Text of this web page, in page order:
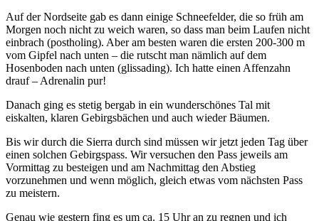
Auf der Nordseite gab es dann einige Schneefelder, die so früh am
Morgen noch nicht zu weich waren, so dass man beim Laufen nicht
einbrach (postholing). Aber am besten waren die ersten 200-300 m
vom Gipfel nach unten – die rutscht man nämlich auf dem
Hosenboden nach unten (glissading). Ich hatte einen Affenzahn
drauf – Adrenalin pur!
Danach ging es stetig bergab in ein wunderschönes Tal mit
eiskalten, klaren Gebirgsbächen und auch wieder Bäumen.
Bis wir durch die Sierra durch sind müssen wir jetzt jeden Tag über
einen solchen Gebirgspass. Wir versuchen den Pass jeweils am
Vormittag zu besteigen und am Nachmittag den Abstieg
vorzunehmen und wenn möglich, gleich etwas vom nächsten Pass
zu meistern.
Genau wie gestern fing es um ca. 15 Uhr an zu regnen und ich